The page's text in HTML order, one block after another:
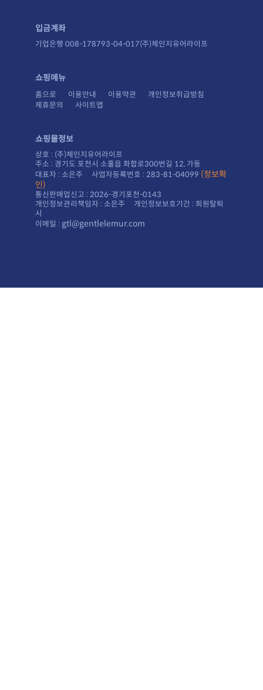
입금계좌
기업은행 008-178793-04-017(주)체인지유어라이프
쇼핑메뉴
홈으로 이용안내 이용약관
개인정보취급방침
제휴문의
사이트맵
쇼핑몰정보
상호 : (주)체인지유어라이프
주소 : 경기도 포천시 소홀읍 화합로300번길 12, 가동
대표자 : 소은주 사업자등록번호 : 283-81-04099
인)
통신판매업신고 : 2026-경기포천-0143
시
이메일 : gtl@gentlelemur.com